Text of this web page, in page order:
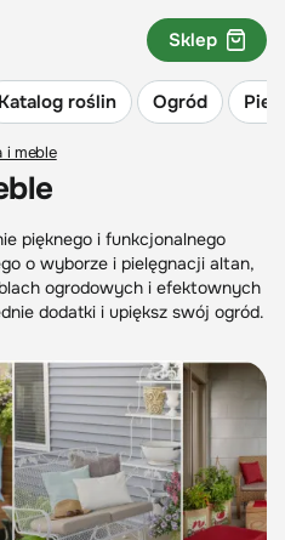
Katalog roślin Ogród
Sklep
i meble
pięknego i funkcjonalnego
o wyborze i pielęgnacji altan,
ogrodowych i efektownych
dodatki i upiększ swój ogród.